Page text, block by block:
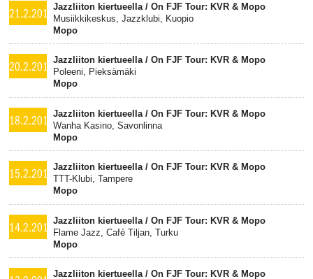
21.2.2014Jazzliiton kiertueella / On FJF Tour: KVR & Mopo
Musiikkikeskus, Jazzklubi, Kuopio
Mopo
20.2.2014Jazzliiton kiertueella / On FJF Tour: KVR & Mopo
Poleeni, Pieksämäki
Mopo
18.2.2014Jazzliiton kiertueella / On FJF Tour: KVR & Mopo
Wanha Kasino, Savonlinna
Mopo
15.2.2014Jazzliiton kiertueella / On FJF Tour: KVR & Mopo
TTT-Klubi, Tampere
Mopo
14.2.2014Jazzliiton kiertueella / On FJF Tour: KVR & Mopo
Flame Jazz, Café Tiljan, Turku
Mopo
Jazzliiton kiertueella / On FJF Tour: KVR & Mopo